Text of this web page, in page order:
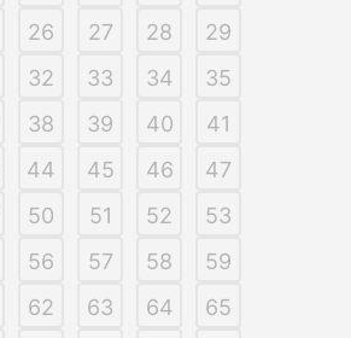
26 27 28
29
32 33 34
35
38 39 40
41
44 45 46
47
50 51 52
53
56 57 58
59
62 63 64
65